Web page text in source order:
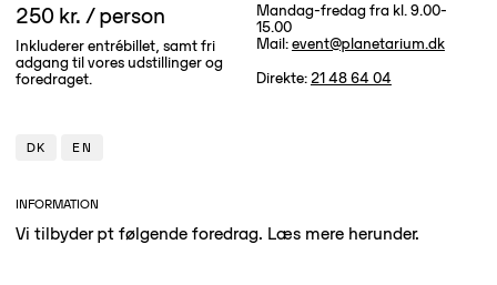
250 kr. / person
Inkluderer entrébillet, samt fri
adgang til vores udstillinger og
foredraget.
DK EN
INFORMATION
Vi tilbyder pt følgende foredrag. Læs mere herunder.
Mandag-fredag fra kl. 9.00-
15.00
Mail:event@planetarium.dk
Direkte: 21 48 64 04